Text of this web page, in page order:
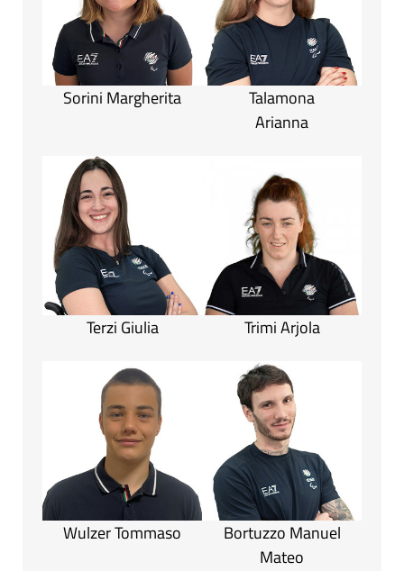
Sorini Margherita
Talamona
Arianna
Terzi Giulia Trimi Arjola
Wulzer Tommaso
Bortuzzo Manuel
Mateo